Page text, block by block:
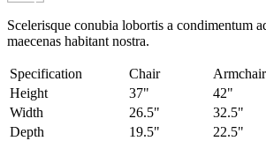
Scelerisque conubia lobortis a condimentum
maecenas habitant nostra.
Specification Chair Armchair
Height
37" 42"
Width
26.5" 32.5"
Depth
19.5" 22.5"